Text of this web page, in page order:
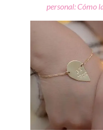
personal: Cómo